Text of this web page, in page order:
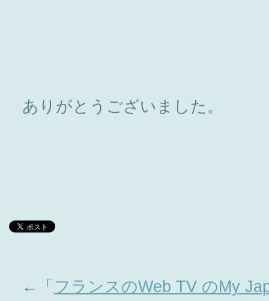
ありがとうございました。
←「 フランスのWeb TV のMy